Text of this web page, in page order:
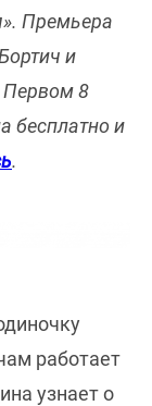
Премьера
и
Первом 8
бесплатно и
.
работает
узнает о